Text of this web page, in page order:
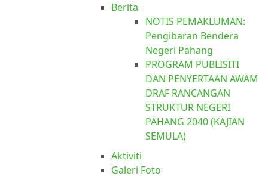
Berita
NOTIS PEMAKLUMAN:
Pengibaran Bendera
Negeri Pahang
PROGRAM PUBLISITI
DAN PENYERTAAN AWAM
DRAF RANCANGAN
STRUKTUR NEGERI
PAHANG 2040 (KAJIAN
SEMULA)
Aktiviti
Galeri Foto